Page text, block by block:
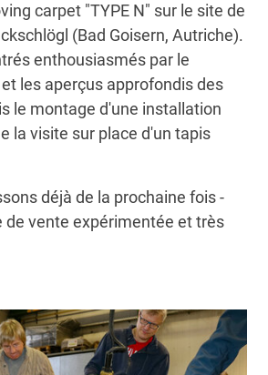
carpet "TYPE N" sur le site de
(Bad Goisern, Autriche).
enthousiasmés par le
les aperçus approfondis des
le montage d'une installation
la visite sur place d'un tapis
déjà de la prochaine fois -
de vente expérimentée et très